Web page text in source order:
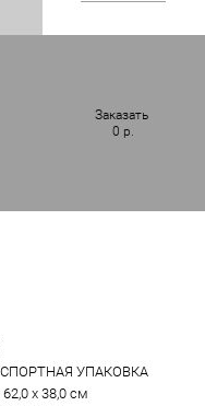
Заказать
0 р.
УПАКОВКА
62,0 x 38,0 см